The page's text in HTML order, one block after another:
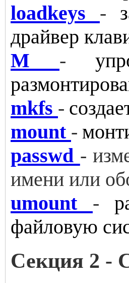
loadkeys -
драйвер
M -
mkfs -
mount -
passwd -
имени или
umount -
файловую
Секция 2 -